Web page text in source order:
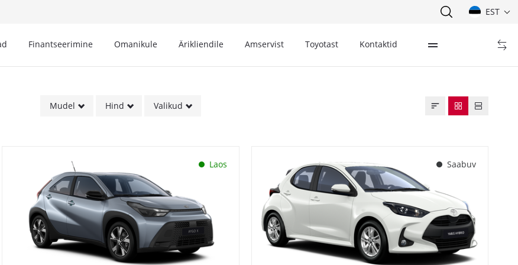
EST
Finantseerimine Omanikule Ärikliendile Amservist Toyotast Kontaktid
Mudel Hind Valikud
Laos Saabuv